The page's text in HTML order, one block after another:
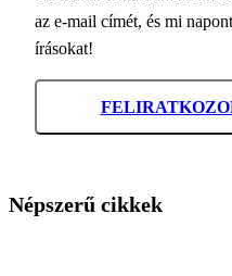
az e-mail címét, és mi
írásokat!
Népszerű cikkek